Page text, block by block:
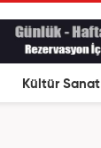
Kültür Sanat